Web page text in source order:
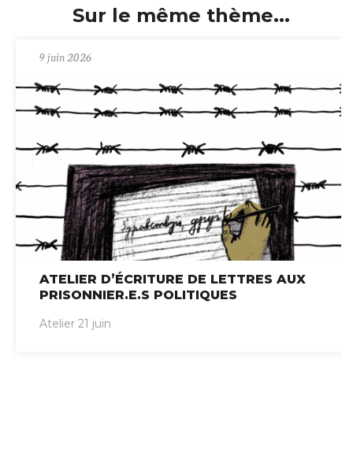
Sur le même thème...
9 juin 2026
ATELIER D’ÉCRITURE DE LETTRES AUX
PRISONNIER.E.S POLITIQUES
Atelier 21 juin